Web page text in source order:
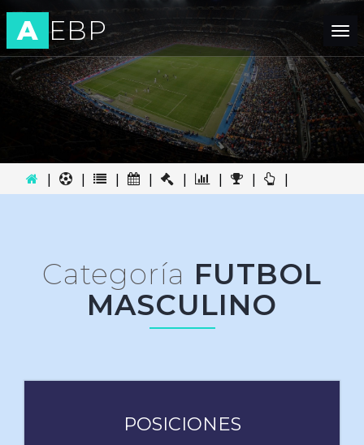
A EBP
| | | | | | | |
Categoría FUTBOL
MASCULINO
POSICIONES